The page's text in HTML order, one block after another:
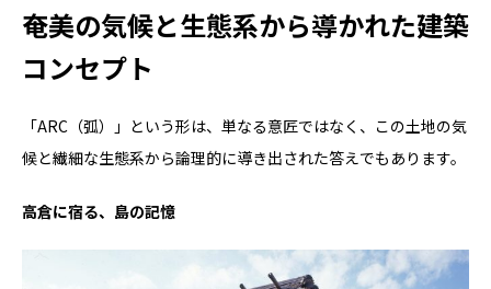
奄美の気候と生態系から導かれた建築
コンセプト
「ARC（弧）」という形は、単なる意匠ではなく、この土地の気
候と繊細な生態系から論理的に導き出された答えでもあります。
高倉に宿る、島の記憶